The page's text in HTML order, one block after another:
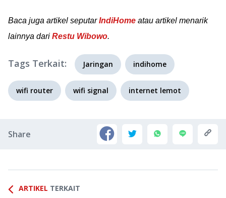
Baca juga artikel seputarIndiHome atau artikel menarik
lainnya dari Restu Wibowo.
Tags Terkait: Jaringan indihome
wifi router wifi signal internet lemot
Share
ARTIKEL TERKAIT